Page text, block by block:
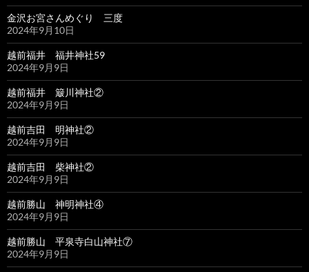
金沢お宮さんめぐり 三度
2024年9月10日
越前福井 福井神社59
2024年9月9日
越前福井 簸川神社②
2024年9月9日
越前吉田 明神社②
2024年9月9日
越前吉田 柴神社②
2024年9月9日
越前勝山 神明神社④
2024年9月9日
越前勝山 平泉寺白山神社⑦
2024年9月9日